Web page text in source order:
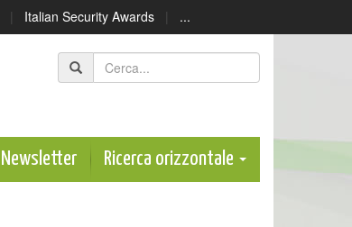
| Italian Security Awards | ...
Newsletter Ricerca orizzontale